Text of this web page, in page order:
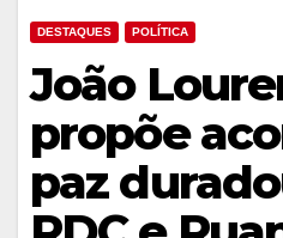
DESTAQUES POLÍTICA
João
propõe
paz